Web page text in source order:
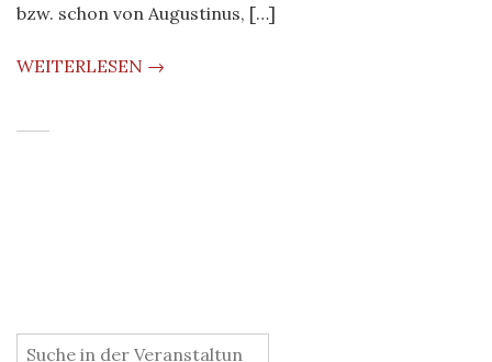
bzw. schon von Augustinus, […]
WEITERLESEN →
: